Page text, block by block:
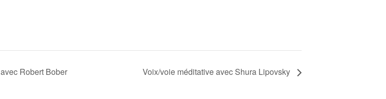
Robert Bober Voix/voie méditative avec Shura Lipovsky